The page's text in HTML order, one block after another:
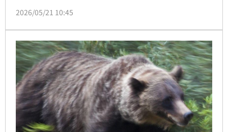
表示，日方將持續要求中國「查明真相並作出明確說
2026/05/21 10:45